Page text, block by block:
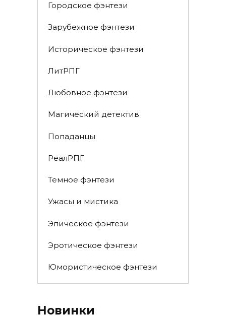
Городское фэнтези
Зарубежное фэнтези
Историческое фэнтези
ЛитРПГ
Любовное фэнтези
Магический детектив
Попаданцы
РеалРПГ
Темное фэнтези
Ужасы и мистика
Эпическое фэнтези
Эротическое фэнтези
Юмористическое фэнтези
Новинки